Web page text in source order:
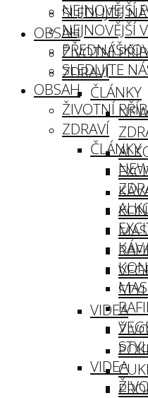
SLEDUJTE
OBSAH
ŽIVOTNÍ
ZDRAVÍ
ČLÁNKY
STYL
VIDEA
NEJNOVĚJŠÍ
NEJNOVĚJŠÍ
SLEDUJTE
OBSAH
ŽIVOTNÍ
ZDRAVÍ
ČLÁNKY
STYL
VIDEA